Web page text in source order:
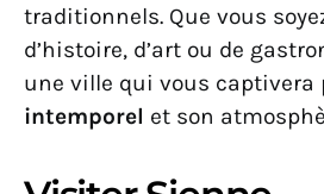
traditionnels. Que vous
d’histoire, d’art ou de
une ville qui vous captivera
intemporel et son